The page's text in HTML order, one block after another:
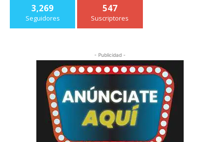
3,269
Seguidores
547
Suscriptores
- Publicidad -